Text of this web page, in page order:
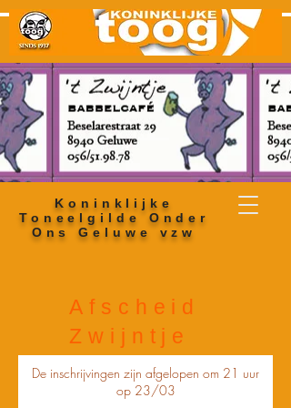
Koninklijke
Toneelgilde Onder
Ons Geluwe vzw
Afscheid
Zwijntje
De inschrijvingen zijn afgelopen om 21 uur
op 23/03